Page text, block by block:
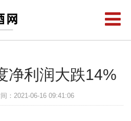
净利润大跌14%
：2021-06-16 09:41:06